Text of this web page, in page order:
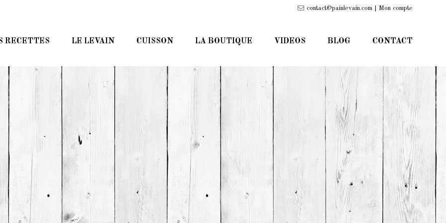
contact@painlevain.com | Mon compte
RECETTES LE LEVAIN CUISSON LA BOUTIQUE VIDEOS BLOG CONTACT